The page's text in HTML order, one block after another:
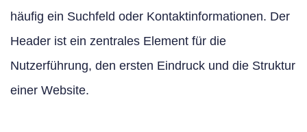
häufig ein Suchfeld oder Kontaktinformationen. Der
Header ist ein zentrales Element für die
Nutzerführung, den ersten Eindruck und die Struktur
einer Website.